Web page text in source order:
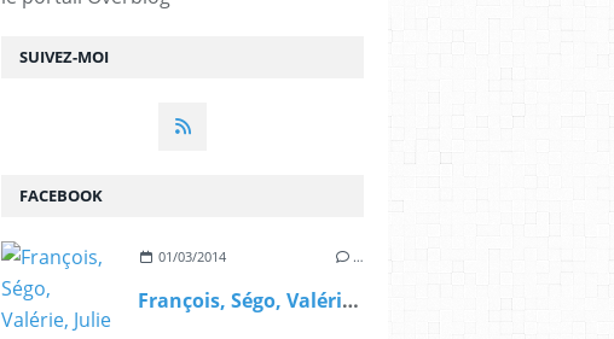
SUIVEZ-MOI
FACEBOOK
01/03/2014 …
François, Ségo, Valérie, Julie et les autres